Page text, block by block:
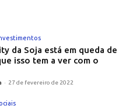
da Soja está em queda de
isso tem a ver com o
- 27 de fevereiro de 2022